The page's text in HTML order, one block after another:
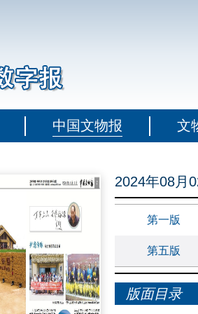
中国文物报 文
2024年08月
第一版
第五版
版面目录